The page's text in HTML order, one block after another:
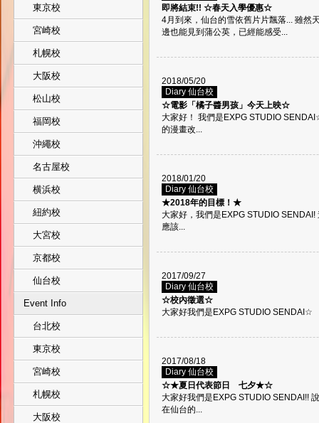
東京校
宮崎校
札幌校
大阪校
松山校
福岡校
沖繩校
名古屋校
横浜校
紐約校
大宮校
京都校
仙台校
Event Info
台北校
東京校
宮崎校
札幌校
大阪校
即將結束!! ☆春天入學優惠☆
4月到來，仙台的雪依舊片片飄落... 雖然
邊也能見到蒲公英，已經能感受...
2018/05/20
Diary 仙台校
☆電影「橘子醬男孩」今天上映☆
大家好！ 我們是EXPG STUDIO
的漫畫改...
2018/01/20
Diary 仙台校
★2018年的目標！★
大家好，我們是EXPG STUDIO
應該...
2017/09/27
Diary 仙台校
☆校內徵選☆
大家好我們是EXPG STUDIO SENDAI☆
2017/08/18
Diary 仙台校
☆★夏日代表節日 七夕★☆
大家好我們是EXPG STUDIO SENDAI!!
在仙台的...